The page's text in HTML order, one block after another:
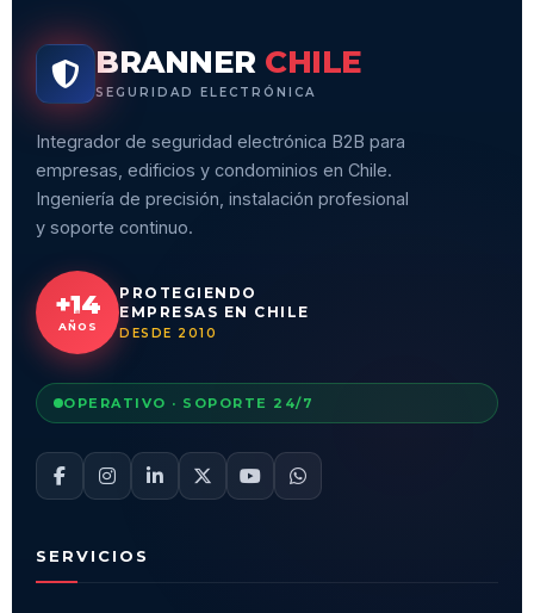
BRANNER CHILE
SEGURIDAD ELECTRÓNICA
Integrador de seguridad electrónica B2B para
empresas, edificios y condominios en Chile.
Ingeniería de precisión, instalación profesional
y soporte continuo.
+14
AÑOS
PROTEGIENDO
EMPRESAS EN CHILE
DESDE 2010
OPERATIVO · SOPORTE 24/7
SERVICIOS